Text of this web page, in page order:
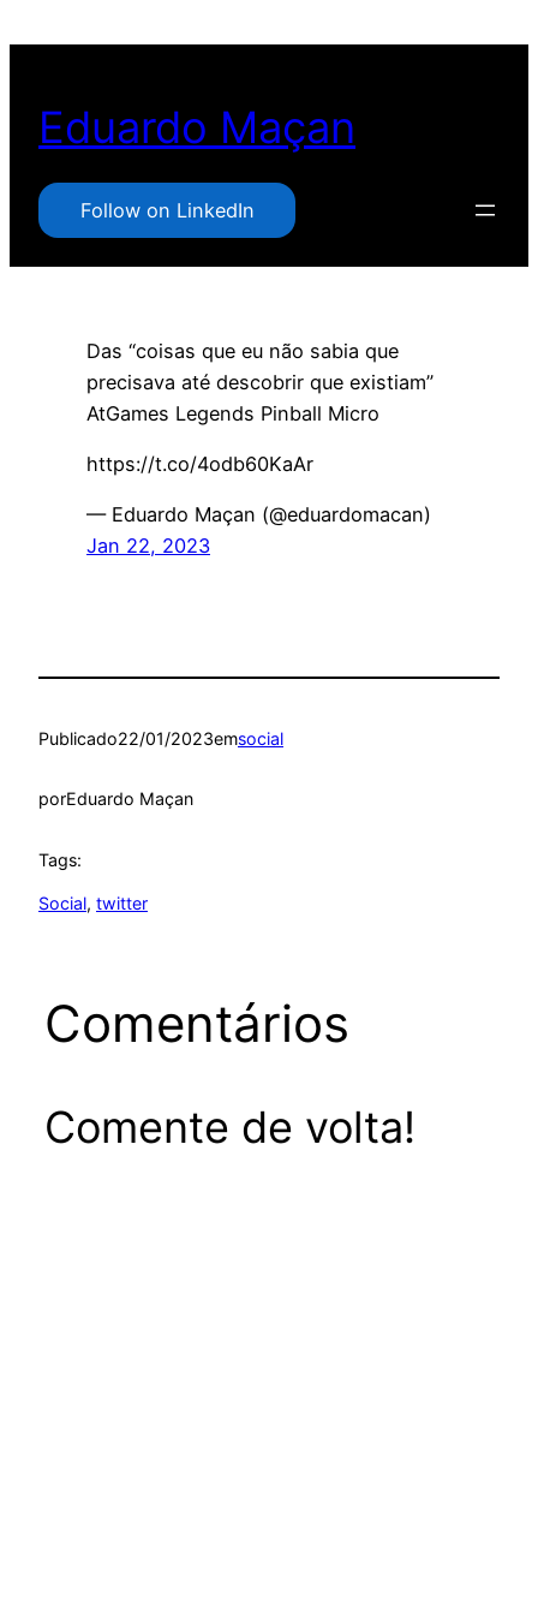
conteúdo
Eduardo Maçan
Follow on LinkedIn
Das “coisas que eu não sabia que
precisava até descobrir que existiam”
AtGames Legends Pinball Micro
https://t.co/4odb60KaAr
— Eduardo Maçan (@eduardomacan)
Jan 22, 2023
Publicado22/01/2023emsocial
porEduardo Maçan
Tags:
Social, twitter
Comentários
Comente de volta!